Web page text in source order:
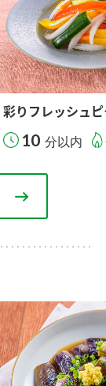
彩りフレッシュ
10 分以内